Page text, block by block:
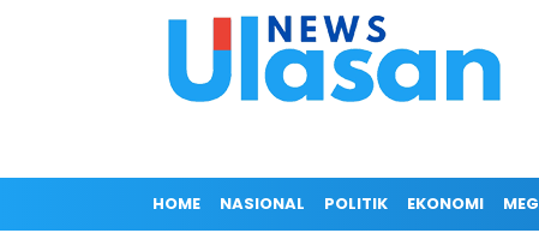
HOME NASIONAL POLITIK EKONOMI